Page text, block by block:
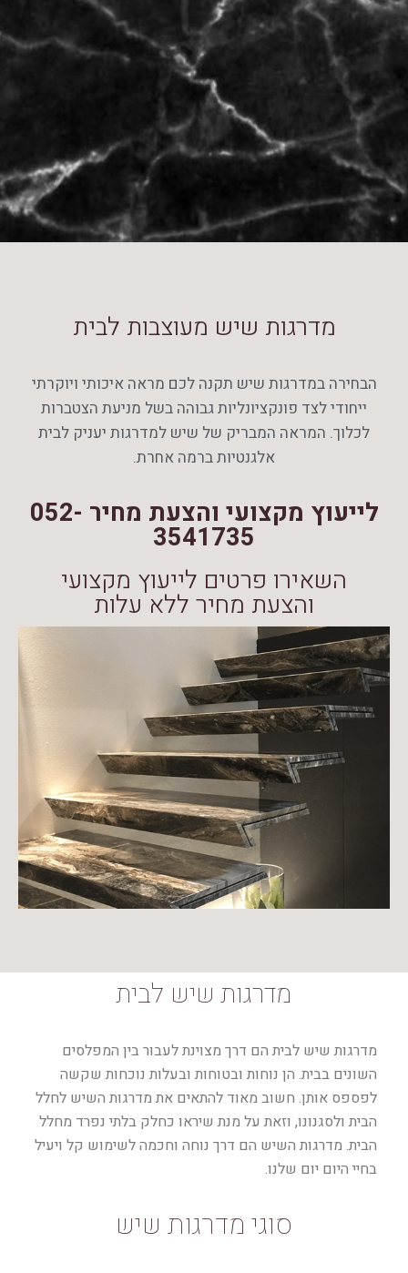
מדרגות שיש מעוצבות לבית
הבחירה במדרגות שיש תקנה לכם מראה איכותי ויוקרתי
ייחודי לצד פונקציונליות גבוהה בשל מניעת הצטברות
לכלוך. המראה המבריק של שיש למדרגות יעניק לבית
אלגנטיות ברמה אחרת.
לייעוץ מקצועי והצעת מחיר 052-
3541735
השאירו פרטים לייעוץ מקצועי
והצעת מחיר ללא עלות
מדרגות שיש לבית
מדרגות שיש לבית הם דרך מצוינת לעבור בין המפלסים
השונים בבית. הן נוחות ובטוחות ובעלות נוכחות שקשה
לפספס אותן. חשוב מאוד להתאים את מדרגות השיש לחלל
הבית ולסגנונו, וזאת על מנת שיראו כחלק בלתי נפרד מחלל
הבית. מדרגות השיש הם דרך נוחה וחכמה לשימוש קל ויעיל
בחיי היום יום שלנו.
סוגי מדרגות שיש